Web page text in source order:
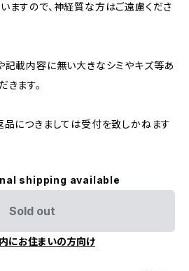
すので、神経質な方はご遠慮くださ
記載内容に無い大きなシミやキズ等あ
ます。
品につきましては受付を致しかねます
shipping available
Sold out
にお住まいの方向け